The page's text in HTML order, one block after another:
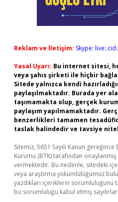
Reklam ve İletişim: Skype:
Yasal Uyarı: Bu internet sitesi,
veya şahıs şirketi ile hiçbir
Sitede yalnızca kendi
paylaşılmaktadır. Burada yer
taşımamakta olup, gerçek
paylaşım yapılmamaktadır.
benzerlikleri tamamen
taslak halindedir ve tavsiye
Sitemiz, 5651 Sayılı Kanun
Kurumu (BTK) tarafından
vermektedir. Bu nedenle, sitedeki
veya araştırma yükümlülüğümüz
yazdıkları içeriklerin sorumluluğunu
bu sorumluluğu kabul etmiş sayılırlar.